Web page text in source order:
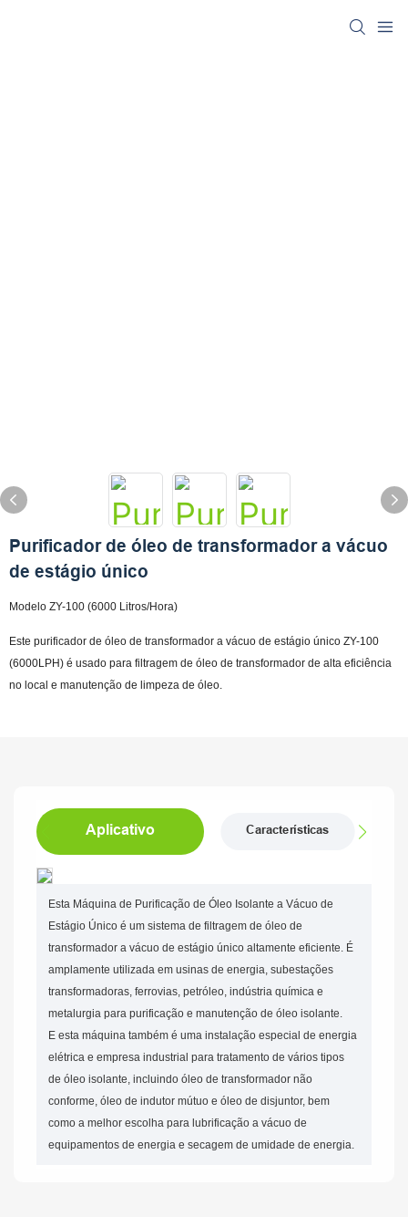
Purificador de óleo de transformador a vácuo
de estágio único
Modelo ZY-100 (6000 Litros/Hora)
Este purificador de óleo de transformador a vácuo de estágio único ZY-100
(6000LPH) é usado para filtragem de óleo de transformador de alta eficiência
no local e manutenção de limpeza de óleo.
Aplicativo Características
Esta Máquina de Purificação de Óleo Isolante a Vácuo de
Estágio Único é um sistema de filtragem de óleo de
transformador a vácuo de estágio único altamente eficiente. É
amplamente utilizada em usinas de energia, subestações
transformadoras, ferrovias, petróleo, indústria química e
metalurgia para purificação e manutenção de óleo isolante.
E esta máquina também é uma instalação especial de energia
elétrica e empresa industrial para tratamento de vários tipos
de óleo isolante, incluindo óleo de transformador não
conforme, óleo de indutor mútuo e óleo de disjuntor, bem
como a melhor escolha para lubrificação a vácuo de
equipamentos de energia e secagem de umidade de energia.